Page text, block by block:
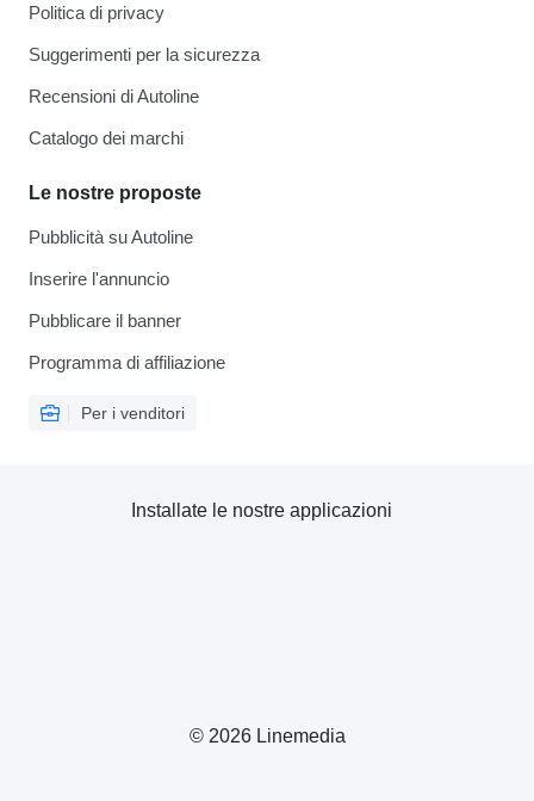
Politica di privacy
Suggerimenti per la sicurezza
Recensioni di Autoline
Catalogo dei marchi
Le nostre proposte
Pubblicità su Autoline
Inserire l'annuncio
Pubblicare il banner
Programma di affiliazione
Per i venditori
© 2026 Linemedia
Installate le nostre applicazioni